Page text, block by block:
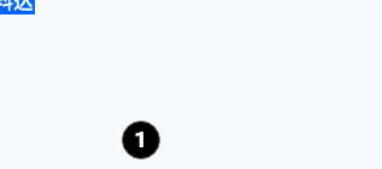
1